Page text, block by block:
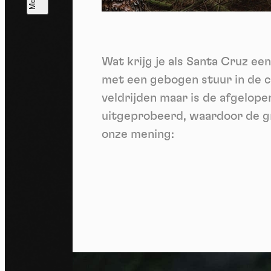
Wat krijg je als Santa Cruz
met een gebogen stuur in de
veldrijden maar is de
uitgeprobeerd, waardoor de
onze mening:
Ik